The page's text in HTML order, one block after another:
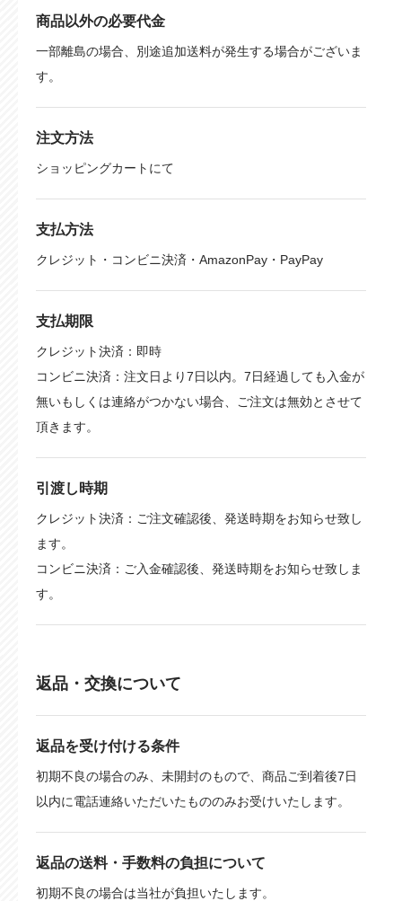
商品以外の必要代金
一部離島の場合、別途追加送料が発生する場合がございま
す。
注文方法
ショッピングカートにて
支払方法
クレジット・コンビニ決済・AmazonPay・PayPay
支払期限
クレジット決済：即時
コンビニ決済：注文日より7日以内。7日経過しても入金が
無いもしくは連絡がつかない場合、ご注文は無効とさせて
頂きます。
引渡し時期
クレジット決済：ご注文確認後、発送時期をお知らせ致し
ます。
コンビニ決済：ご入金確認後、発送時期をお知らせ致しま
す。
返品・交換について
返品を受け付ける条件
初期不良の場合のみ、未開封のもので、商品ご到着後7日
以内に電話連絡いただいたもののみお受けいたします。
返品の送料・手数料の負担について
初期不良の場合は当社が負担いたします。